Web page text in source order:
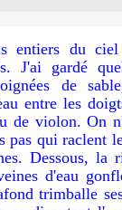
entiers du
J'ai gardé
de
entre les
de violon. On
pas qui raclent
Dessous, la
d'eau
trimballe